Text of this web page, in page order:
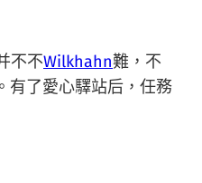
不不Wilkhahn難，不
有了愛心驛站后，任務